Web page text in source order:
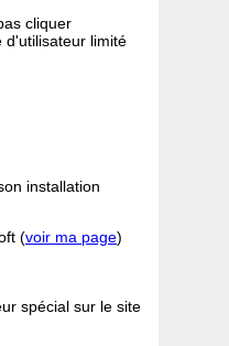
cliquer
d'utilisateur limité
installation
(voir ma page)
spécial sur le site